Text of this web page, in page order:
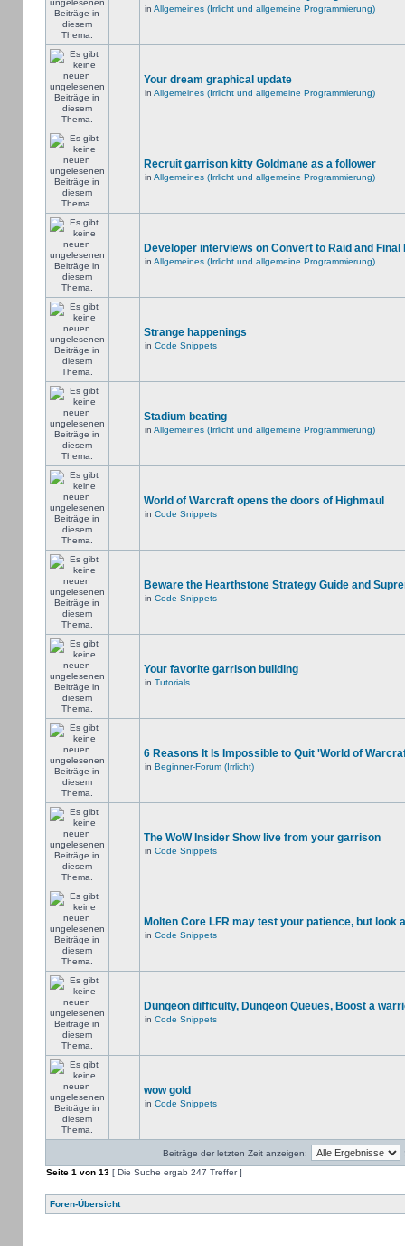
in Allgemeines (Irrlicht und allgemeine Programmierung)
Your dream graphical update
in Allgemeines (Irrlicht und allgemeine Programmierung)
Recruit garrison kitty Goldmane as a follower
in Allgemeines (Irrlicht und allgemeine Programmierung)
Developer interviews on Convert to Raid and Final
in Allgemeines (Irrlicht und allgemeine Programmierung)
Strange happenings
in Code Snippets
Stadium beating
in Allgemeines (Irrlicht und allgemeine Programmierung)
World of Warcraft opens the doors of Highmaul
in Code Snippets
Beware the Hearthstone Strategy Guide and
in Code Snippets
Your favorite garrison building
in Tutorials
6 Reasons It Is Impossible to Quit 'World of
in Beginner-Forum (Irrlicht)
The WoW Insider Show live from your garrison
in Code Snippets
Molten Core LFR may test your patience, but look
in Code Snippets
Dungeon difficulty, Dungeon Queues, Boost a
in Code Snippets
wow gold
in Code Snippets
Beiträge der letzten Zeit anzeigen:
Seite 1 von 13[ Die Suche ergab 247 Treffer ]
Foren-Übersicht